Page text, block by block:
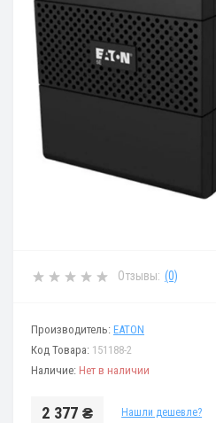
Отзывы: (0)
Производитель: EATON
Код Товара: 151188-2
Наличие: Нет в наличии
2 377 ₴ Нашли дешевле?